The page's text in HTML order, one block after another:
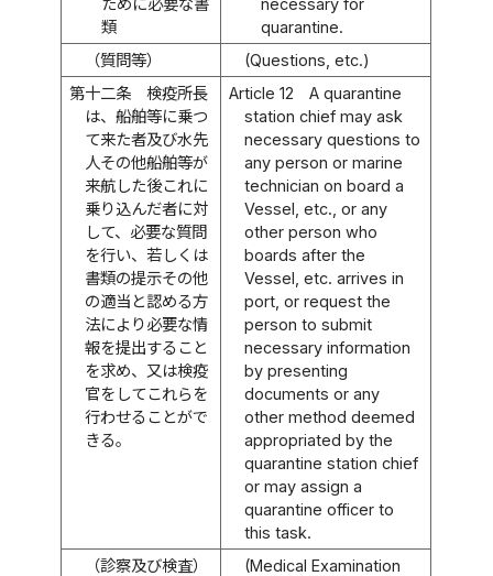
ために必要な書
類
necessary for
quarantine.
（質問等）
(Questions, etc.)
第十二条
検疫所長
は、船舶等に乗つ
て来た者及び水先
人その他船舶等が
来航した後これに
乗り込んだ者に対
して、必要な質問
を行い、若しくは
書類の提示その他
の適当と認める方
法により必要な情
報を提出すること
を求め、又は検疫
官をしてこれらを
行わせることがで
きる。
Article 12
A quarantine
station chief may ask
necessary questions to
any person or marine
technician on board a
Vessel, etc., or any
other person who
boards after the
Vessel, etc. arrives in
port, or request the
person to submit
necessary information
by presenting
documents or any
other method deemed
appropriated by the
quarantine station chief
or may assign a
quarantine officer to
this task.
（診察及び検査）
(Medical Examination